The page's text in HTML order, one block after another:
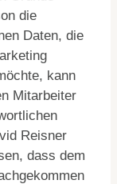
die
Daten, die
kann
Mitarbeiter
Reisner
dass dem